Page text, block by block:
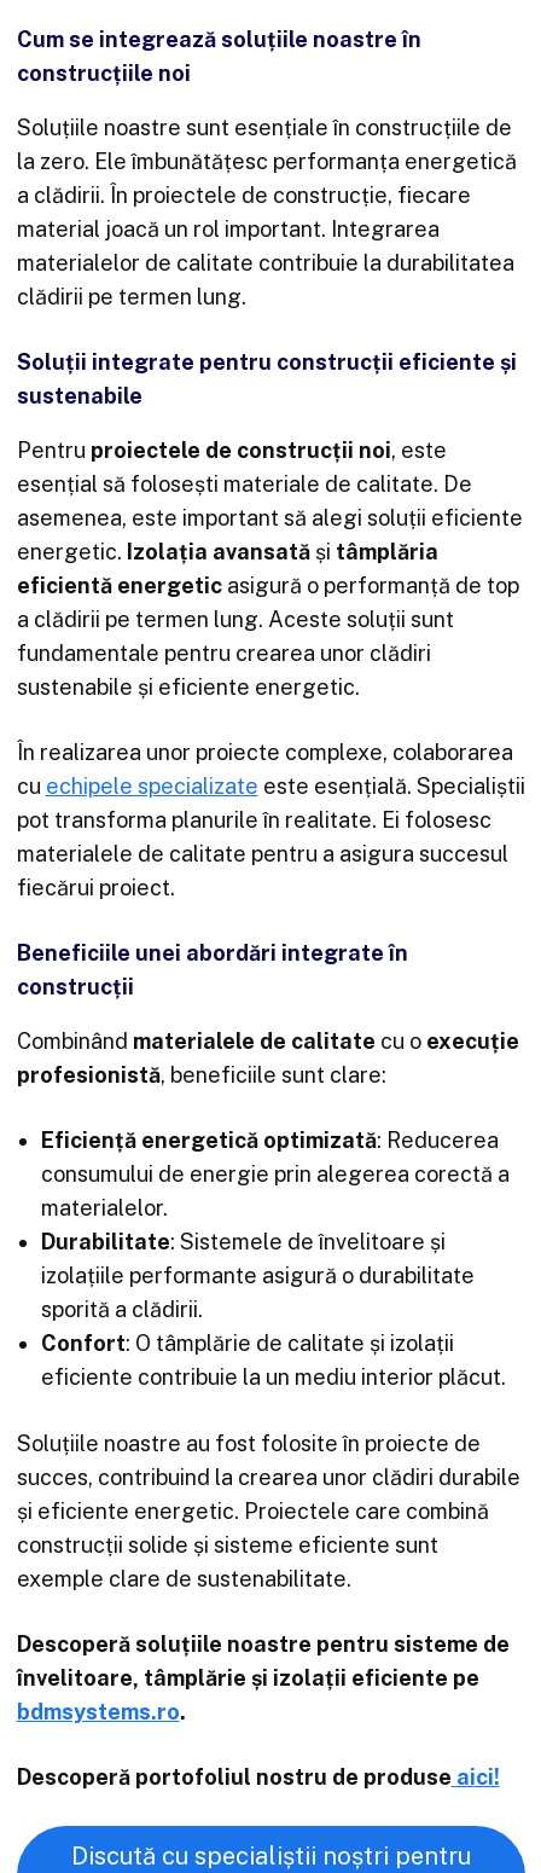
Cum se integrează soluțiile noastre în
construcțiile noi
Soluțiile noastre sunt esențiale în construcțiile de
la zero. Ele îmbunătățesc performanța energetică
a clădirii. În proiectele de construcție, fiecare
material joacă un rol important. Integrarea
materialelor de calitate contribuie la durabilitatea
clădirii pe termen lung.
Soluții integrate pentru construcții eficiente și
sustenabile
Pentru proiectele de construcții noi, este
esențial să folosești materiale de calitate. De
asemenea, este important să alegi soluții eficiente
energetic. Izolația avansatăși tâmplăria
eficientă energeticasigură o performanță de top
a clădirii pe termen lung. Aceste soluții sunt
fundamentale pentru crearea unor clădiri
sustenabile și eficiente energetic.
În realizarea unor proiecte complexe, colaborarea
cu echipele specializate este esențială. Specialiștii
pot transforma planurile în realitate. Ei folosesc
materialele de calitate pentru a asigura succesul
fiecărui proiect.
Beneficiile unei abordări integrate în
construcții
Combinând materialele de calitate cu o execuție
profesionistă, beneficiile sunt clare:
Eficiență energetică optimizată: Reducerea
consumului de energie prin alegerea corectă a
materialelor.
Durabilitate: Sistemele de învelitoare și
izolațiile performante asigură o durabilitate
sporită a clădirii.
Confort: O tâmplărie de calitate și izolații
eficiente contribuie la un mediu interior plăcut.
Soluțiile noastre au fost folosite în proiecte de
succes, contribuind la crearea unor clădiri durabile
și eficiente energetic. Proiectele care combină
construcții solide și sisteme eficiente sunt
exemple clare de sustenabilitate.
Descoperă soluțiile noastre pentru sisteme de
învelitoare, tâmplărie și izolații eficiente pe
bdmsystems.ro.
Descoperă portofoliul nostru de produse aici!
Discută cu specialiștii noștri pentru